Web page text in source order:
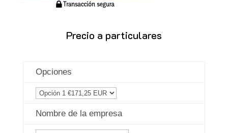
Precio a particulares
Opciones
Nombre de la empresa